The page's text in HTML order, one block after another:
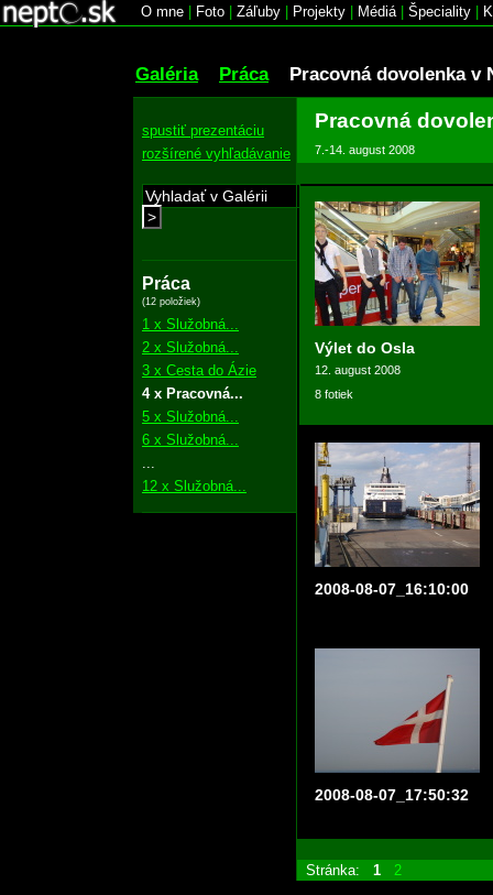
O mne Foto Záľuby Projekty Médiá| Špeciality
Galéria Práca Pracovná dovolenka v
spustiť prezentáciu
rozšírené vyhľadávanie
>
Práca
(12 položiek)
1 x Služobná...
2 x Služobná...
3 x Cesta do Ázie
4 x Pracovná...
5 x Služobná...
6 x Služobná...
12 x Služobná...
Pracovná
7.-14. august 2008
Výlet do Osla
12. august 2008
8 fotiek
2008-08-07_16:10:00
2008-08-07_17:50:32
Stránka: 1 2